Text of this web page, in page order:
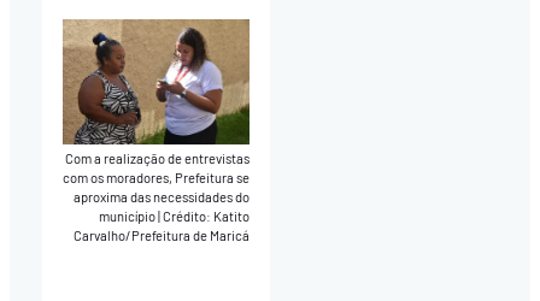
Com a realização de entrevistas
com os moradores, Prefeitura se
aproxima das necessidades do
município|Crédito: Katito
Carvalho/Prefeitura de Maricá